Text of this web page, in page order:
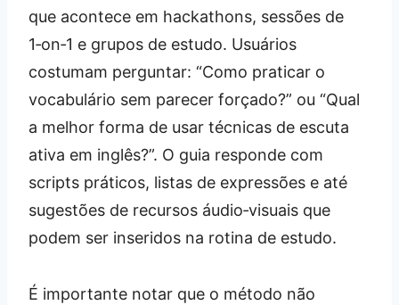
que acontece em hackathons, sessões de
1‑on‑1 e grupos de estudo. Usuários
costumam perguntar: “Como praticar o
vocabulário sem parecer forçado?” ou “Qual
a melhor forma de usar técnicas de escuta
ativa em inglês?”. O guia responde com
scripts práticos, listas de expressões e até
sugestões de recursos áudio‑visuais que
podem ser inseridos na rotina de estudo.
É importante notar que o método não